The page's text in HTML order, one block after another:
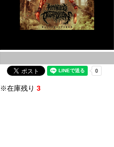
※在庫残り 3